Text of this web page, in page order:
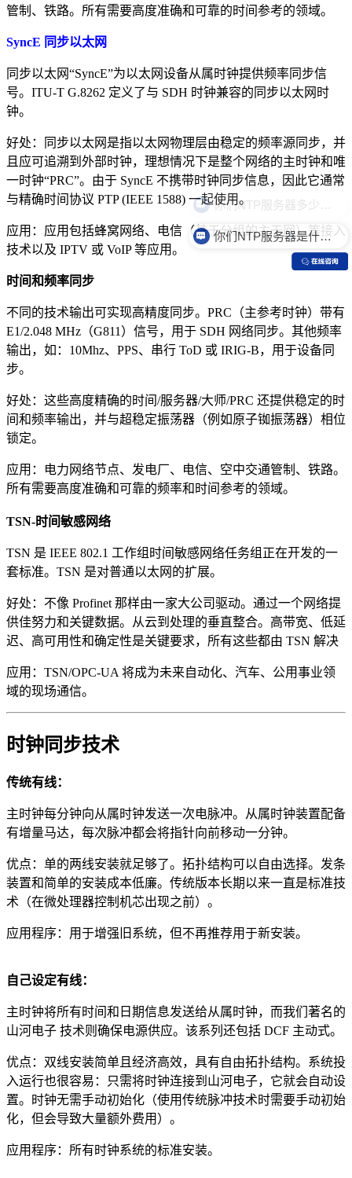
管制、铁路。所有需要高度准确和可靠的时间参考的领域。
SyncE 同步以太网
同步以太网“SyncE”为以太网设备从属时钟提供频率同步信
号。ITU-T G.8262 定义了与 SDH 时钟兼容的同步以太网时
钟。
好处：同步以太网是指以太网物理层由稳定的频率源同步，并
且应可追溯到外部时钟，理想情况下是整个网络的主时钟和唯
一时钟“PRC”。由于 SyncE 不携带时钟同步信息，因此它通常
与精确时间协议 PTP (IEEE 1588) 一起使用。
应用：应用包括蜂窝网络、电信（基于分组的主干网）等接入
技术以及 IPTV 或 VoIP 等应用。
时间和频率同步
不同的技术输出可实现高精度同步。PRC（主参考时钟）带有
E1/2.048 MHz（G811）信号，用于 SDH 网络同步。其他频率
输出，如：10Mhz、PPS、串行 ToD 或 IRIG-B，用于设备同
步。
好处：这些高度精确的时间/服务器/大师/PRC 还提供稳定的时
间和频率输出，并与超稳定振荡器（例如原子铷振荡器）相位
锁定。
应用：电力网络节点、发电厂、电信、空中交通管制、铁路。
所有需要高度准确和可靠的频率和时间参考的领域。
TSN-时间敏感网络
TSN 是 IEEE 802.1 工作组时间敏感网络任务组正在开发的一
套标准。TSN 是对普通以太网的扩展。
好处：不像 Profinet 那样由一家大公司驱动。通过一个网络提
供佳努力和关键数据。从云到处理的垂直整合。高带宽、低延
迟、高可用性和确定性是关键要求，所有这些都由 TSN 解决
应用：TSN/OPC-UA 将成为未来自动化、汽车、公用事业领
域的现场通信。
时钟同步技术
传统有线：
主时钟每分钟向从属时钟发送一次电脉冲。从属时钟装置配备
有增量马达，每次脉冲都会将指针向前移动一分钟。
优点：单的两线安装就足够了。拓扑结构可以自由选择。发条
装置和简单的安装成本低廉。传统版本长期以来一直是标准技
术（在微处理器控制机芯出现之前）。
应用程序：用于增强旧系统，但不再推荐用于新安装。
自己设定有线：
主时钟将所有时间和日期信息发送给从属时钟，而我们著名的
山河电子 技术则确保电源供应。该系列还包括 DCF 主动式。
优点：双线安装简单且经济高效，具有自由拓扑结构。系统投
入运行也很容易：只需将时钟连接到山河电子，它就会自动设
置。时钟无需手动初始化（使用传统脉冲技术时需要手动初始
化，但会导致大量额外费用）。
应用程序：所有时钟系统的标准安装。
你们NTP服务器是什么价格？